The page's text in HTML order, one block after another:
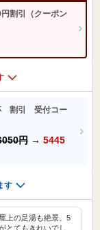
割引（クーポン
割引 受付コー
円 → 5445
す
上の足湯も絶景、5
とてもきれいでし